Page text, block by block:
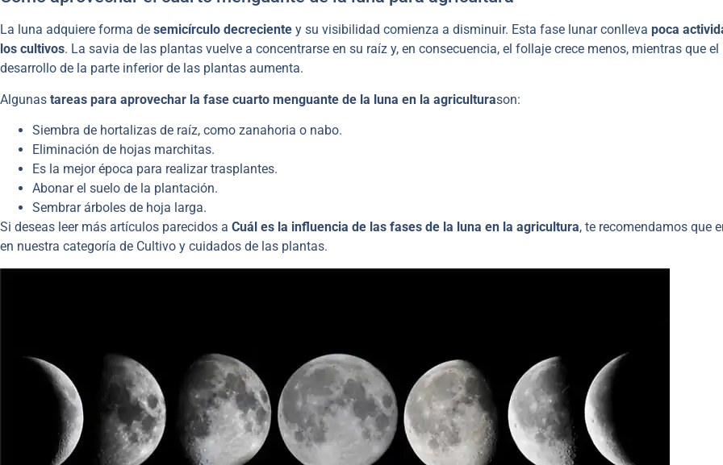
La luna adquiere forma de semicírculo decreciente y su visibilidad comienza a disminuir. Esta fase lunar conlleva poca
los cultivos. La savia de las plantas vuelve a concentrarse en su raíz y, en consecuencia, el follaje crece menos, mientras que el
desarrollo de la parte inferior de las plantas aumenta.
Algunas tareas para aprovechar la fase cuarto menguante de la luna en la agriculturason:
Siembra de hortalizas de raíz, como zanahoria o nabo.
Eliminación de hojas marchitas.
Es la mejor época para realizar trasplantes.
Abonar el suelo de la plantación.
Sembrar árboles de hoja larga.
Si deseas leer más artículos parecidos a Cuál es la influencia de las fases de la luna en la agricultura, te recomendamos que
en nuestra categoría de Cultivo y cuidados de las plantas.